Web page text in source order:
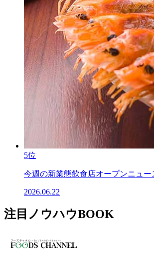
5位
今週の新業態飲食店オープンニュー
2026.06.22
注目ノウハウBOOK